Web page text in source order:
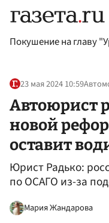
Покушение на главу
23 мая 2024 10:59
Автоюрист
новой
оставит
Юрист Радько:
по ОСАГО из-за
Мария Жандарова